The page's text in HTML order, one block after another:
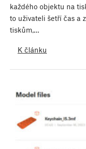
každého objektu na
to uživateli šetří čas a
tiskům,…
K článku